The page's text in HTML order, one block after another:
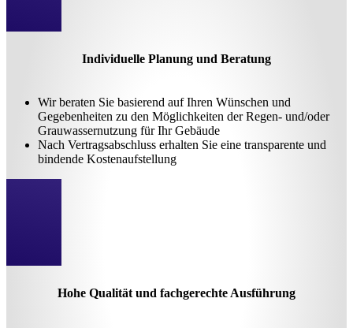
Individuelle Planung und Beratung
Wir beraten Sie basierend auf Ihren Wünschen und
Gegebenheiten zu den Möglichkeiten der Regen- und/oder
Grauwassernutzung für Ihr Gebäude
Nach Vertragsabschluss erhalten Sie eine transparente und
bindende Kostenaufstellung
Hohe Qualität und fachgerechte Ausführung